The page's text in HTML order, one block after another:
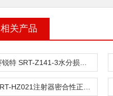
相关产品